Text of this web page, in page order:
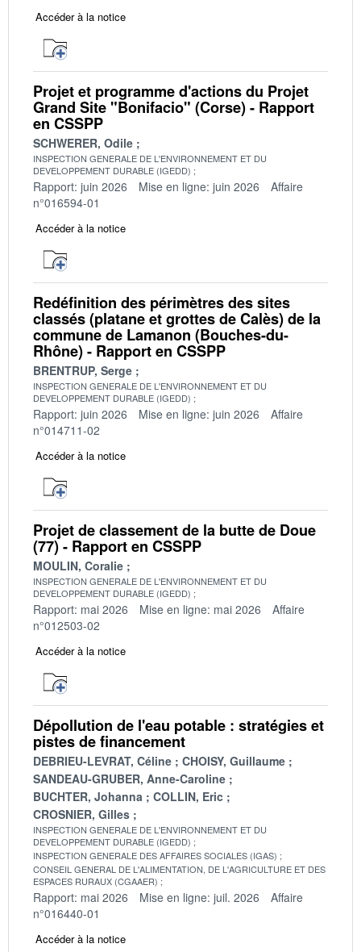
Accéder à la notice
Projet et programme d'actions du Projet
Grand Site "Bonifacio" (Corse) - Rapport
en CSSPP
SCHWERER, Odile
INSPECTION GENERALE DE L'ENVIRONNEMENT ET DU
DEVELOPPEMENT DURABLE (IGEDD)
Rapport: juin 2026 Mise en ligne: juin 2026
Affaire
n°016594-01
Accéder à la notice
Redéfinition des périmètres des sites
classés (platane et grottes de Calès) de la
commune de Lamanon (Bouches-du-
Rhône) - Rapport en CSSPP
BRENTRUP, Serge
INSPECTION GENERALE DE L'ENVIRONNEMENT ET DU
DEVELOPPEMENT DURABLE (IGEDD)
Rapport: juin 2026 Mise en ligne: juin 2026
Affaire
n°014711-02
Accéder à la notice
Projet de classement de la butte de Doue
(77) - Rapport en CSSPP
MOULIN, Coralie
INSPECTION GENERALE DE L'ENVIRONNEMENT ET DU
DEVELOPPEMENT DURABLE (IGEDD)
Rapport: mai 2026 Mise en ligne: mai 2026
Affaire
n°012503-02
Accéder à la notice
Dépollution de l'eau potable : stratégies et
pistes de financement
DEBRIEU-LEVRAT, Céline
CHOISY, Guillaume
SANDEAU-GRUBER, Anne-Caroline
BUCHTER, Johanna
COLLIN, Eric
CROSNIER, Gilles
INSPECTION GENERALE DE L'ENVIRONNEMENT ET DU
DEVELOPPEMENT DURABLE (IGEDD)
INSPECTION GENERALE DES AFFAIRES SOCIALES (IGAS)
CONSEIL GENERAL DE L'ALIMENTATION, DE L'AGRICULTURE ET DES
ESPACES RURAUX (CGAAER)
Rapport: mai 2026 Mise en ligne: juil. 2026
Affaire
n°016440-01
Accéder à la notice